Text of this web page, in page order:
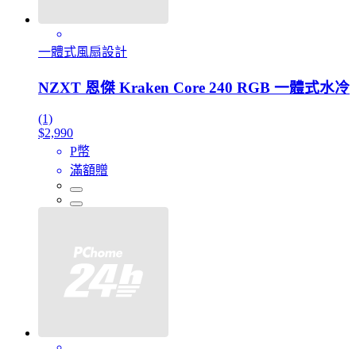
一體式風扇設計
NZXT 恩傑 Kraken Core 240 RGB 一體式水冷
(1)
$2,990
P幣
滿額贈